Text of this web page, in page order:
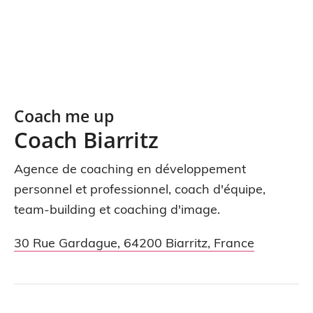
Coach me up
Coach Biarritz
Agence de coaching en développement
personnel et professionnel, coach d'équipe,
team-building et coaching d'image.
30 Rue Gardague, 64200 Biarritz, France